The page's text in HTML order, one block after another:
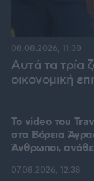
Αυτά τα τρία
οικονομική
08.08.2026, 11:30
To video του
στα Βόρεια
Άνθρωποι,
07.08.2026, 12:38